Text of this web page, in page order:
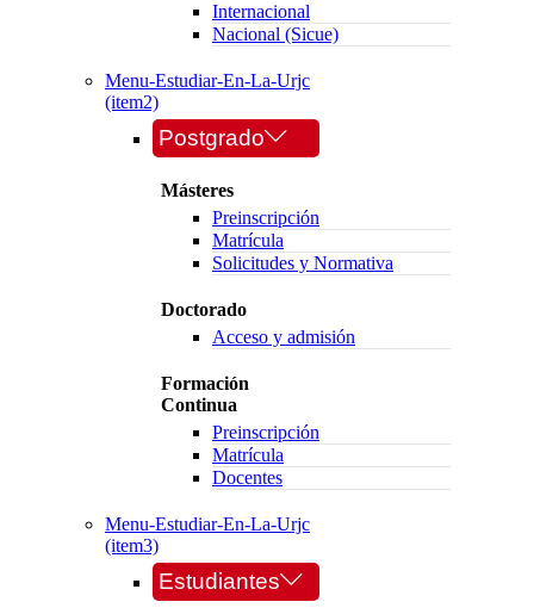
Internacional
Nacional (Sicue)
Menu-Estudiar-En-La-Urjc
(item2)
Postgrado
Másteres
Preinscripción
Matrícula
Solicitudes y Normativa
Doctorado
Acceso y admisión
Formación
Continua
Preinscripción
Matrícula
Docentes
Menu-Estudiar-En-La-Urjc
(item3)
Estudiantes